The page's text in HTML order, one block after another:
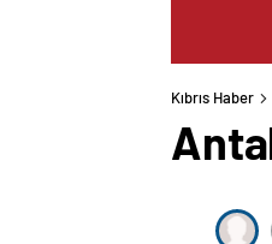
Kıbrıs Haber